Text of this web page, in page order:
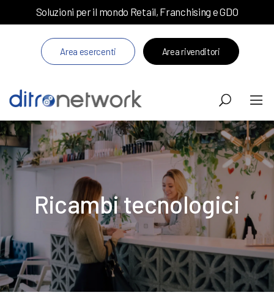
Soluzioni per il mondo Retail, Franchising e GDO
Area esercenti Area rivenditori
Ricambi tecnologici